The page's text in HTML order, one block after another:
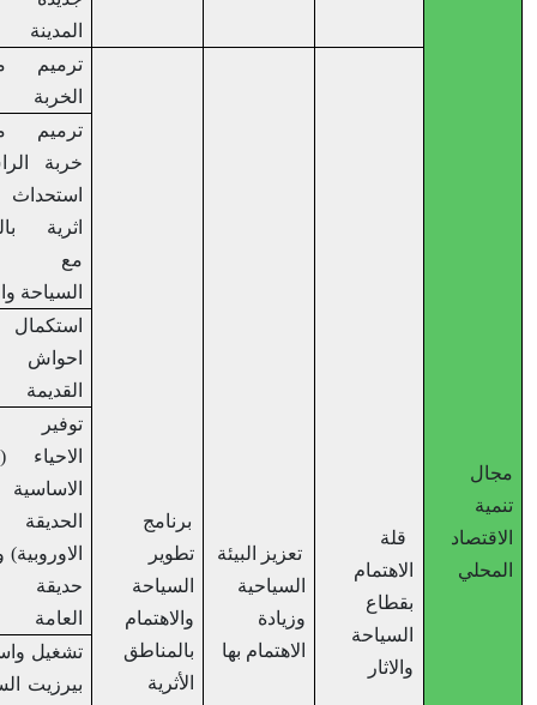
قلة
الاهتمام
تعزيز البيئة
السياحية
الاهتمام بها
تطوير
السياحة
والاهتمام
بالمناطق
ترميم منطقة
ترميم منطقة
خربة الراس –
استحداث حديقة
اثرية بالتعاون
مع وزارة
السياحة والاثار
استكمال ترميم
احواش البلدة
توفير حدائق
الاحياء (حديقة
الاساسية العليا-
الاوروبية) وتجهيز
حديقة البلدية
العامة
تشغيل واستدامة
بيرزيت السياحي